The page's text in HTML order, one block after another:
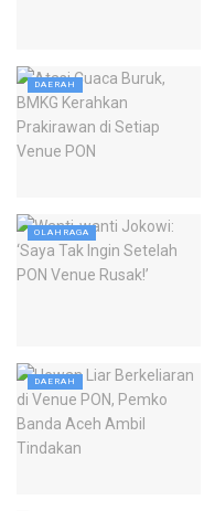
DAERAH
OLAHRAGA
DAERAH